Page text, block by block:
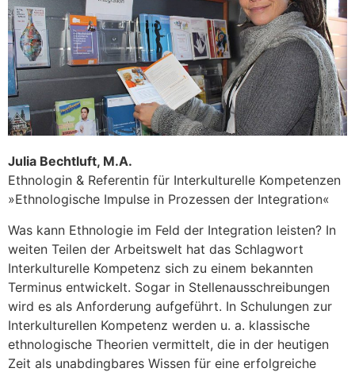
Julia Bechtluft, M.A.
Ethnologin & Referentin für Interkulturelle Kompetenzen
»Ethnologische Impulse in Prozessen der Integration«
Was kann Ethnologie im Feld der Integration leisten? In
weiten Teilen der Arbeitswelt hat das Schlagwort
Interkulturelle Kompetenz sich zu einem bekannten
Terminus entwickelt. Sogar in Stellenausschreibungen
wird es als Anforderung aufgeführt. In Schulungen zur
Interkulturellen Kompetenz werden u. a. klassische
ethnologische Theorien vermittelt, die in der heutigen
Zeit als unabdingbares Wissen für eine erfolgreiche